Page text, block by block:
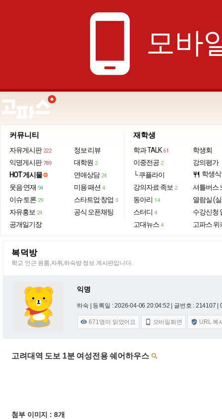
phone_android 모바
커뮤니티
자유게시판 222
익명게시판 789
HOT 게시물
웃음·연재 94
이슈·토론 29
자유홍보 24
공개일기장
정보·리뷰
대학원 2
연애상담 24
미용·패션 4
스타트업·창업 3
공식 오픈채팅
재학생
학과 TALK 61
이중전공 2
└ 쿠플라이
강의자료·족보 2
동아리 14
스터디 4
고대뉴스 4
학생회
강의평가
restaurant 학생
셔틀버스
열람실 (
수강신청
고파스 위
복덕방
학교 인근 원룸,자취,하숙방 정보 게시판입니다.
익명
하숙 | 등록일 : 2026-04-06 20:04:52 | 글번호 : 214107 |
 671명이 읽었어요  모바일화면  URL 복
고려대역 도보 1분 여성전용 쉐어하우스 
첨부 이미지 : 8개